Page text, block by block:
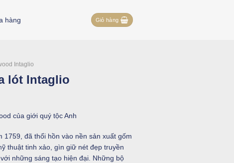
hàng Giỏ hàng
Intaglio
lót Intaglio
của giới quý tộc Anh
1759, đã thổi hồn vào nền sản xuất gốm
thuật tinh xảo, gìn giữ nét đẹp truyền
những sáng tạo hiện đại. Những bộ